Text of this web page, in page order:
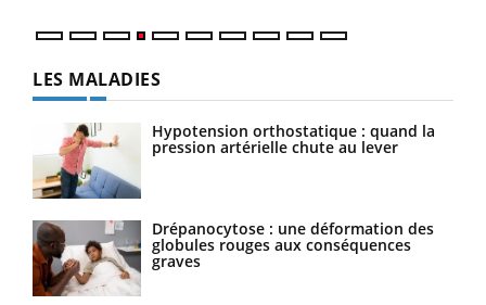
LES MALADIES
Hypotension orthostatique : quand la
pression artérielle chute au lever
Drépanocytose : une déformation des
globules rouges aux conséquences
graves